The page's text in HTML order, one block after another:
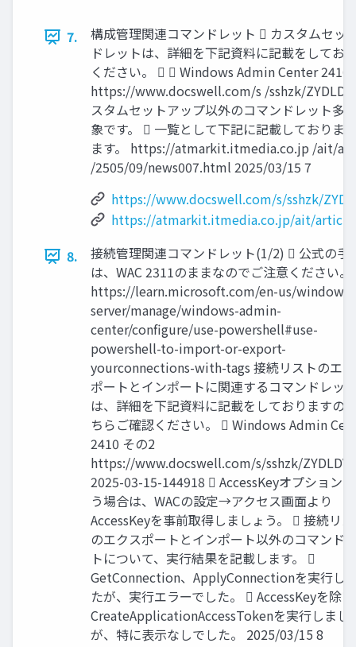
7.
構成管理関連コマンドレット  カスタムセッ
ドレットは、詳細を下記資料に記載をしてお
ください。   Windows Admin Center 2410
https://www.docswell.com/s /sshzk/
スタムセットアップ以外のコマンドレット多
象です。  一覧として下記に記載しておりま
ます。 https://atmarkit.itmedia.co.jp /ait/
/2505/09/news007.html 2025/03/15 7
https://www.docswell.com/s/sshzk/
https://atmarkit.itmedia.co.jp/ait/
8.
接続管理関連コマンドレット(1/2)  公式の手
は、WAC 2311のままなのでご注意ください
https://learn.microsoft.com/en-us/windows-
server/manage/windows-admin-
center/configure/use-powershell#use-
powershell-to-import-or-export-
yourconnections-with-tags 接続リストのエ
ポートとインポートに関連するコマンドレッ
は、詳細を下記資料に記載をしておりますの
ちらご確認ください。  Windows Admin
2410 その2
https://www.docswell.com/s/sshzk/ZYDLDV-
2025-03-15-144918  AccessKeyオプション
う場合は、WACの設定→アクセス画面より
AccessKeyを事前取得しましょう。  接続リ
のエクスポートとインポート以外のコマンド
トについて、実行結果を記載します。 
GetConnection、ApplyConnectionを実行し
たが、実行エラーでした。  AccessKeyを除
CreateApplicationAccessTokenを実行しまし
が、特に表示なしでした。 2025/03/15 8